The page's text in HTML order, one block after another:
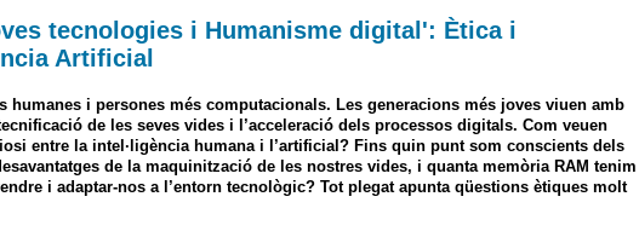
tecnologies i Humanisme digital': Ètica i
Artificial
humanes i persones més computacionals. Les generacions més joves viuen amb
de les seves vides i l’acceleració dels processos digitals. Com veuen
entre la intel·ligència humana i l’artificial? Fins quin punt som conscients dels
de la maquinització de les nostres vides, i quanta memòria RAM tenim
i adaptar-nos a l’entorn tecnològic? Tot plegat apunta qüestions ètiques molt